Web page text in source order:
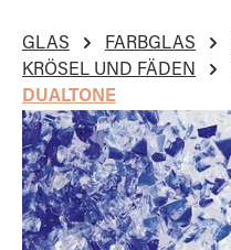
GLAS FARBGLAS
KRÖSEL UND FÄDEN
DUALTONE